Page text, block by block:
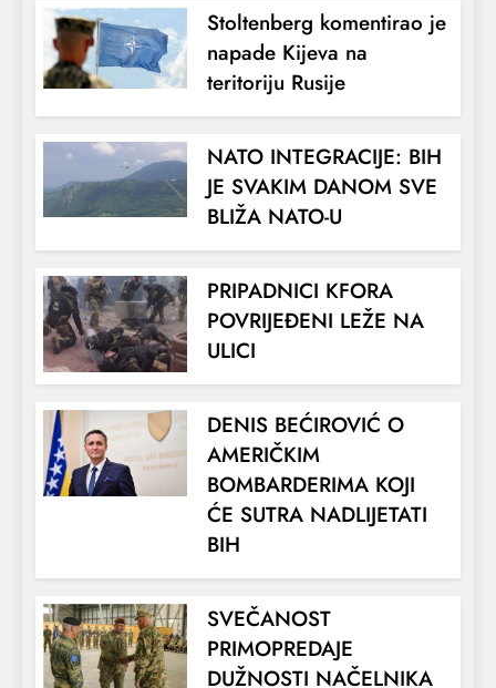
Stoltenberg komentirao je
napade Kijeva na
teritoriju Rusije
NATO INTEGRACIJE: BIH
JE SVAKIM DANOM SVE
BLIŽA NATO-U
PRIPADNICI KFORA
POVRIJEĐENI LEŽE NA
ULICI
DENIS BEĆIROVIĆ O
AMERIČKIM
BOMBARDERIMA KOJI
ĆE SUTRA NADLIJETATI
BIH
SVEČANOST
PRIMOPREDAJE
DUŽNOSTI NAČELNIKA